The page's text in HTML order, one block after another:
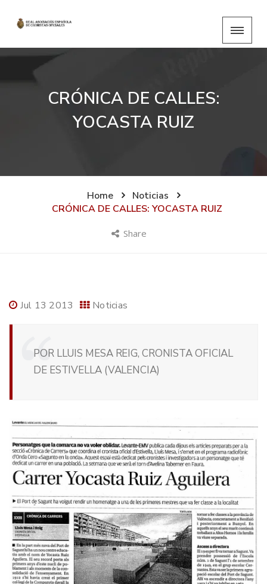
CRÓNICA DE CALLES:
YOCASTA RUIZ
Home
Noticias
CRÓNICA DE CALLES: YOCASTA RUIZ
Share
Jul 13 2013 Noticias
POR LLUIS MESA REIG, CRONISTA OFICIAL
DE ESTIVELLA (VALENCIA)